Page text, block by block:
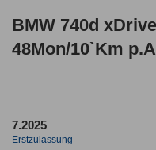
BMW 740d
48Mon/10`Km p.A
7.2025
Erstzulassung